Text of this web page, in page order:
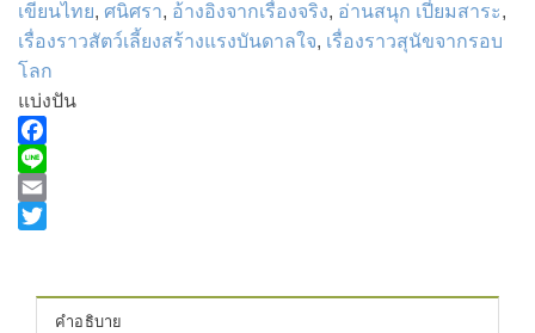
เขียนไทย, ศนิศรา, อ้างอิงจากเรื่องจริง, อ่านสนุก เปี่ยมสาระ,
เรื่องราวสัตว์เลี้ยงสร้างแรงบันดาลใจ, เรื่องราวสุนัขจากรอบ
โลก
แบ่งปัน
Facebook
Line
Email
คำอธิบาย